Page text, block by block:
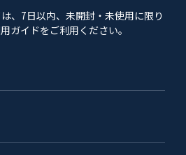
、7日以内、未開封・未使用に限り
ガイドをご利用ください。